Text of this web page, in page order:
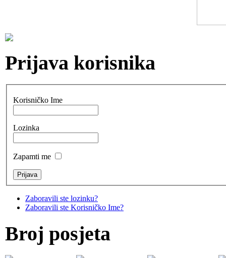
Prijava korisnika
Korisničko Ime
Lozinka
Zapamti me
Zaboravili ste lozinku?
Zaboravili ste Korisničko Ime?
Broj posjeta